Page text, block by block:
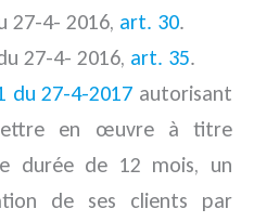
27-4- 2016, art. 30.
27-4- 2016, art. 35.
du 27-4-2017 autorisant
en œuvre à titre
durée de 12 mois, un
de ses clients par